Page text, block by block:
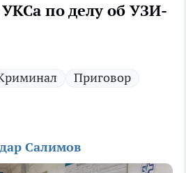
УКСа по делу об УЗИ-
Приговор
Салимов